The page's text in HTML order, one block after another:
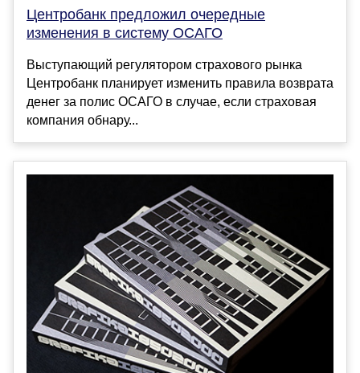
Центробанк предложил очередные
изменения в систему ОСАГО
Выступающий регулятором страхового рынка
Центробанк планирует изменить правила возврата
денег за полис ОСАГО в случае, если страховая
компания обнару...